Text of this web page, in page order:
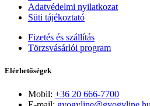
Adatvédelmi nyilatkozat
Süti tájékoztató
Fizetés és szállítás
Törzsvásárlói program
Elérhetőségek
Mobil: +36 20 666-7700